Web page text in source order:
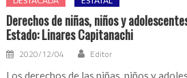
Derechos de niñas, niños y
Estado: Linares Capitanachi
2020/12/04 Editor
Los derechos de las niñas, niños y